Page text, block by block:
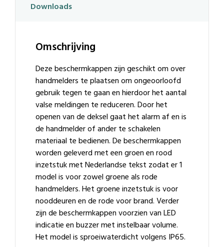
Downloads
Omschrijving
Deze beschermkappen zijn geschikt om over
handmelders te plaatsen om ongeoorloofd
gebruik tegen te gaan en hierdoor het aantal
valse meldingen te reduceren.Door het
openen van de deksel gaat het alarm af en is
de handmelder of ander te schakelen
materiaal te bedienen. De beschermkappen
worden geleverd met een groen en rood
inzetstuk met Nederlandse tekst zodat er 1
model is voor zowel groene als rode
handmelders. Het groene inzetstuk is voor
nooddeuren en de rode voor brand. Verder
zijn de beschermkappen voorzien van LED
indicatie en buzzer met instelbaar volume.
Het model is sproeiwaterdicht volgens IP65.